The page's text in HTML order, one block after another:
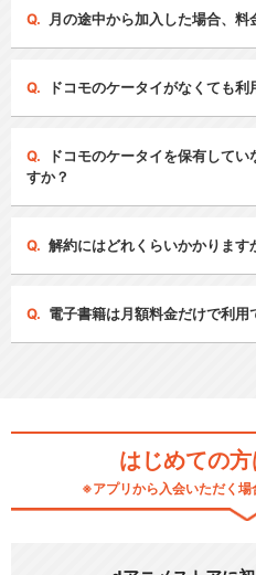
月の途中から加入した場合、料
ドコモのケータイがなくても利
ドコモのケータイを保有して
すか？
解約にはどれくらいかかります
電子書籍は月額料金だけで利用
はじめての
※アプリから入会いただく